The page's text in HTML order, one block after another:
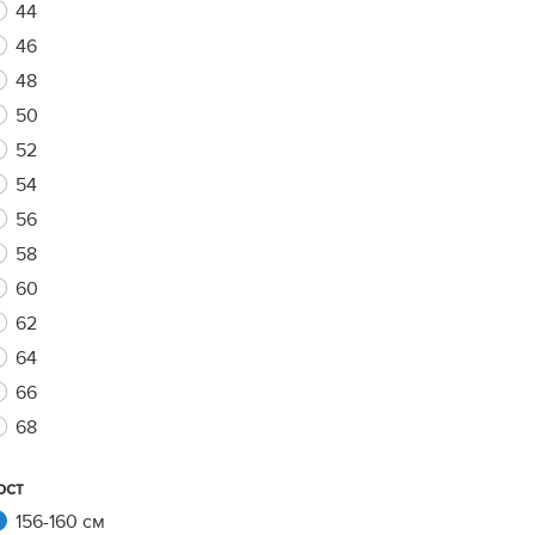
44
46
48
50
52
54
56
58
60
62
64
66
68
156-160 см